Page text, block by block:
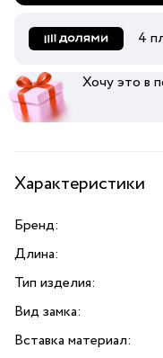
4
Хочу это в
Характеристики
Бренд:
Длина:
Тип изделия:
Вид замка:
Вставка материал: